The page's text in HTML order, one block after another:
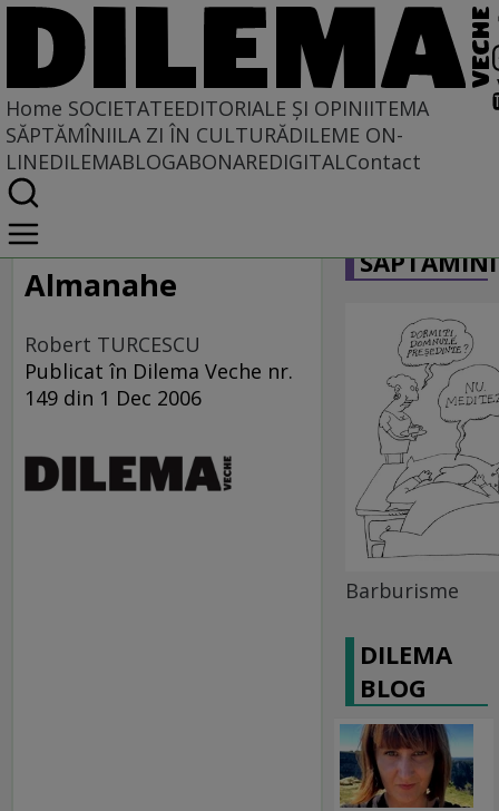
Home SOCIETATEEDITORIALE ȘI OPINIITEMA
SĂPTĂMÎNIILA ZI ÎN CULTURĂDILEME ON-
LINEDILEMABLOGABONAREDIGITALContact
Home
Societate
LA SINGULAR ȘI LA PLURAL
Almanahe
Robert TURCESCU
Publicat în Dilema Veche nr.
149 din 1 Dec 2006
Barburisme
DILEMA
BLOG